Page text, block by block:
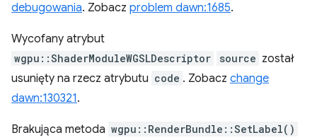
debugowania. Zobacz problem dawn:1685.
Wycofany atrybut
wgpu::ShaderModuleWGSLDescriptor source został
usunięty na rzecz atrybutu code . Zobacz change
dawn:130321.
Brakująca metoda wgpu::RenderBundle::SetLabel()